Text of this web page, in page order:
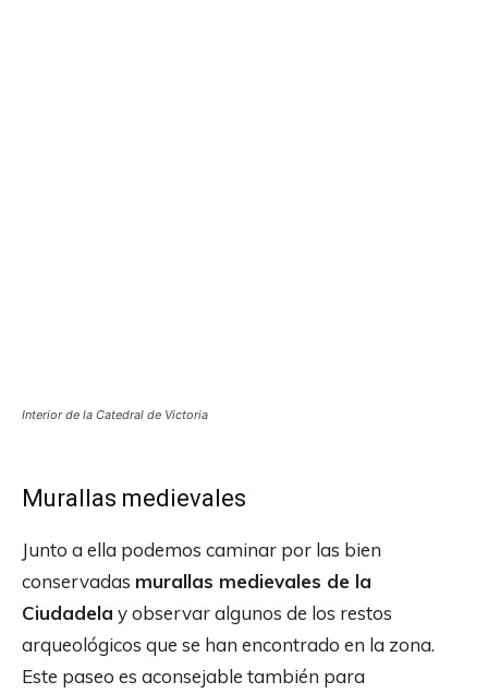
Interior de la Catedral de Victoria
Murallas medievales
Junto a ella podemos caminar por las bien
conservadas murallas medievales de la
Ciudadela y observar algunos de los restos
arqueológicos que se han encontrado en la zona.
Este paseo es aconsejable también para